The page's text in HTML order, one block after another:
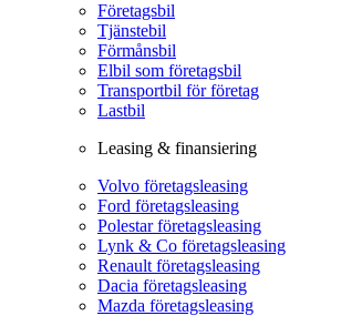
Företagsbil
Tjänstebil
Förmånsbil
Elbil som företagsbil
Transportbil för företag
Lastbil
Leasing & finansiering
Volvo företagsleasing
Ford företagsleasing
Polestar företagsleasing
Lynk & Co företagsleasing
Renault företagsleasing
Dacia företagsleasing
Mazda företagsleasing